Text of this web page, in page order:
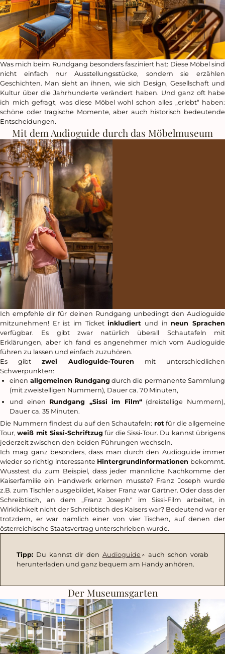
Was mich beim Rundgang besonders fasziniert hat: Diese Möbel sind
nicht einfach nur Ausstellungsstücke, sondern sie erzählen
Geschichten. Man sieht an ihnen, wie sich Design, Gesellschaft und
Kultur über die Jahrhunderte verändert haben. Und ganz oft habe
ich mich gefragt, was diese Möbel wohl schon alles „erlebt“ haben:
schöne oder tragische Momente, aber auch historisch bedeutende
Entscheidungen.
Mit dem Audioguide durch das Möbelmuseum
Ich empfehle dir für deinen Rundgang unbedingt den Audioguide
mitzunehmen! Er ist im Ticketinkludiert und in neun Sprachen
verfügbar. Es gibt zwar natürlich überall Schautafeln mit
Erklärungen, aber ich fand es angenehmer mich vom Audioguide
führen zu lassen und einfach zuzuhören.
Es gibt zwei Audioguide-Touren mit unterschiedlichen
Schwerpunkten:
einen allgemeinen Rundgang durch die permanente Sammlung
(mit zweistelligen Nummern), Dauer ca. 70 Minuten,
und einen Rundgang „Sissi im Film“(dreistellige Nummern),
Dauer ca. 35 Minuten.
Die Nummern findest du auf den Schautafeln: rotfür die allgemeine
Tour,weiß mit Sissi-Schriftzug für die Sissi-Tour. Du kannst übrigens
jederzeit zwischen den beiden Führungen wechseln.
Ich mag ganz besonders, dass man durch den Audioguide immer
wieder so richtig interessante Hintergrundinformationen bekommt.
Wusstest du zum Beispiel, dass jeder männliche Nachkomme der
Kaiserfamilie ein Handwerk erlernen musste? Franz Joseph wurde
z.B. zum Tischler ausgebildet, Kaiser Franz war Gärtner. Oder dass der
Schreibtisch, an dem „Franz Joseph“ im Sissi-Film arbeitet, in
Wirklichkeit nicht der Schreibtisch des Kaisers war? Bedeutend war er
trotzdem, er war nämlich einer von vier Tischen, auf denen der
österreichische Staatsvertrag unterschrieben wurde.
Tipp: Du kannst dir den Audioguide
auch schon vorab
herunterladen und ganz bequem am Handy anhören.
Der Museumsgarten